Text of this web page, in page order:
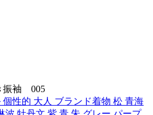
振袖 005
個性的 大人 ブランド着物 松 青海